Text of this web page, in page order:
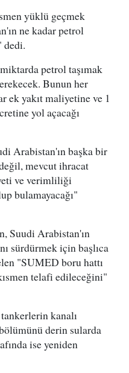
yüklü geçmek
ne kadar petrol
dedi.
petrol taşımak
Bunun her
ek yakıt maliyetine ve 1
yol açacağı
Arabistan'ın başka bir
mevcut ihracat
ve verimliliği
bulamayacağı"
Suudi Arabistan'ın
sürdürmek için başlıca
"SUMED boru hattı
telafi edileceğini"
kanalı
derin sularda
ise yeniden